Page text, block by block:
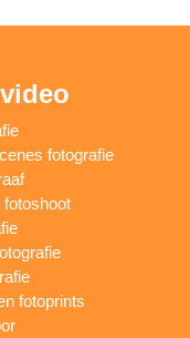
fotografie
fotoprints